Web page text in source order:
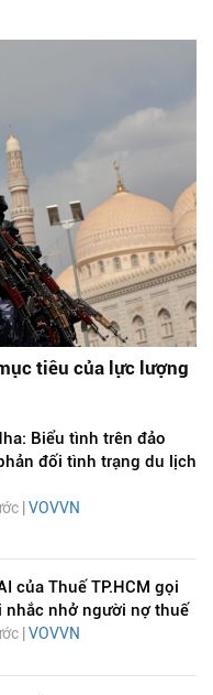
tiêu của lực lượng
Biểu tình trên đảo
đối tình trạng du lịch
| VOVVN
của Thuế TP.HCM gọi
nhắc nhở người nợ thuế
| VOVVN